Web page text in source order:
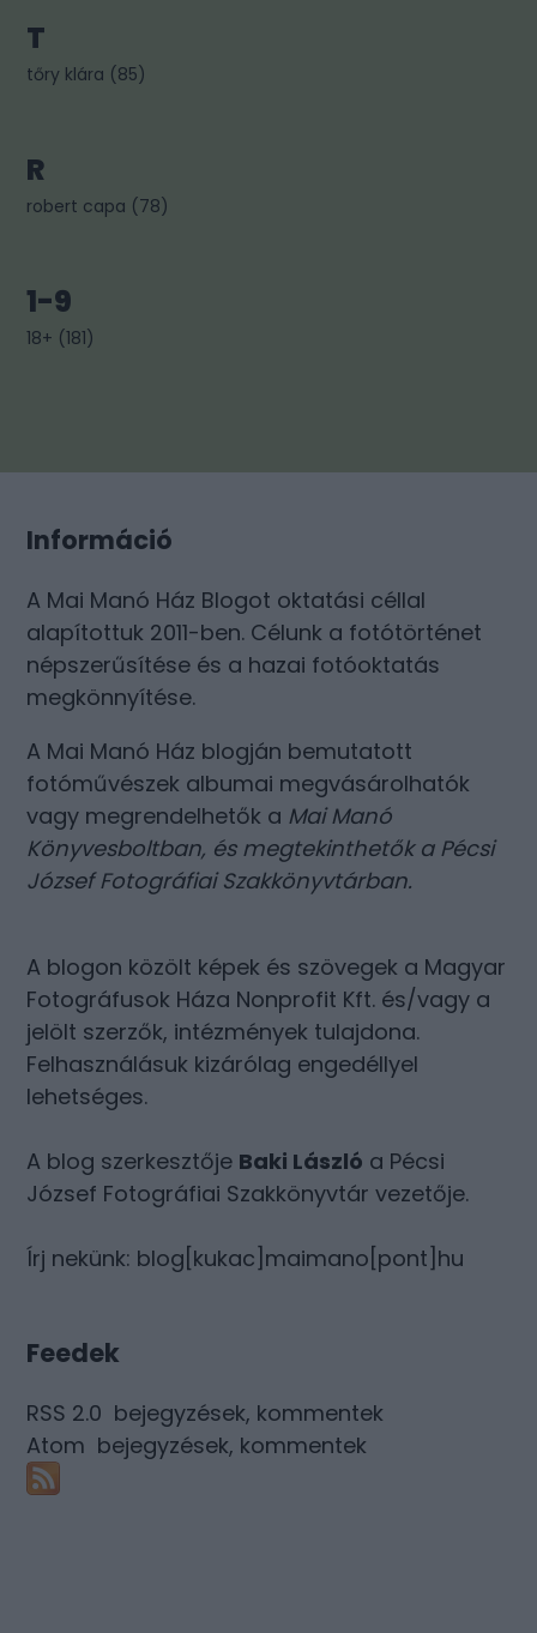
T
tőry klára (85)
R
robert capa (78)
1-9
18+ (181)
Információ
A Mai Manó Ház Blogot oktatási céllal
alapítottuk 2011-ben. Célunk a fotótörténet
népszerűsítése és a hazai fotóoktatás
megkönnyítése.
A Mai Manó Ház blogján bemutatott
fotóművészek albumai megvásárolhatók
vagy megrendelhetők a Mai Manó
Könyvesboltban, és megtekinthetők a Pécsi
József Fotográfiai Szakkönyvtárban.
A blogon közölt képek és szövegek a Magyar
Fotográfusok Háza Nonprofit Kft. és/vagy a
jelölt szerzők, intézmények tulajdona.
Felhasználásuk kizárólag engedéllyel
lehetséges.
A blog szerkesztője Baki László a Pécsi
József Fotográfiai Szakkönyvtár vezetője.
Írj nekünk: blog[kukac]maimano[pont]hu
Feedek
RSS 2.0 bejegyzések, kommentek
Atom bejegyzések, kommentek